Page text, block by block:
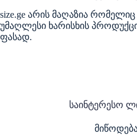
size.ge არის მაღაზია
უმაღლესი ხარისხის
ფასად.
საინტერესო